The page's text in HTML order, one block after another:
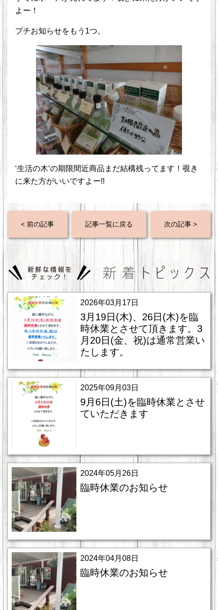
よー！
プチお知らせをもう1つ。
‘生活の木‘の期限間近商品まだ結構残ってます！覗き
に来た方がいいですよー!!
< 前の記事 記事一覧に戻る 次の記事 >
2026年03月17日
3月19日(木)、26日(木)を臨
時休業とさせて頂きます。3
月20日(金、祝)は通常営業い
たします。
2025年09月03日
9月6日(土)を臨時休業とさせ
ていただきます
2024年05月26日
臨時休業のお知らせ
2024年04月08日
臨時休業のお知らせ